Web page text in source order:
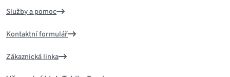
Služby a pomoc
Kontaktní formulář
Zákaznická linka